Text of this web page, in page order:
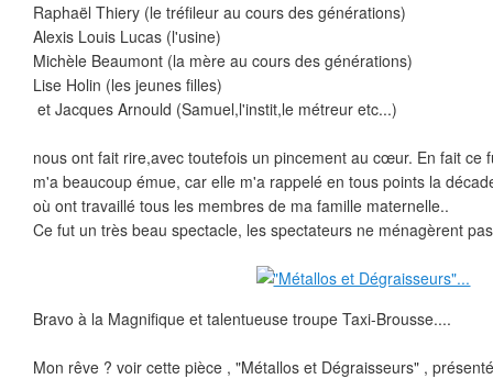
Raphaël Thiery (le tréfileur au cours des générations)
Alexis Louis Lucas (l'usine)
Michèle Beaumont (la mère au cours des générations)
Lise Holin (les jeunes filles)
et Jacques Arnould (Samuel,l'instit,le métreur etc...)
nous ont fait rire,avec toutefois un pincement au cœur. En fait ce
m'a beaucoup émue, car elle m'a rappelé en tous points la
où ont travaillé tous les membres de ma famille maternelle..
Ce fut un très beau spectacle, les spectateurs ne ménagèrent
Bravo à la Magnifique et talentueuse troupe Taxi-Brousse....
Mon rêve ? voir cette pièce , "Métallos et Dégraisseurs" ,